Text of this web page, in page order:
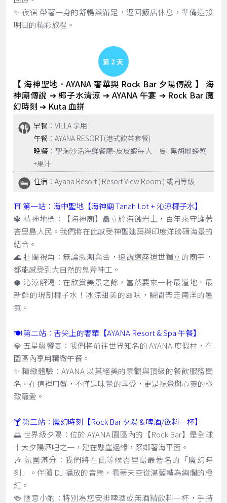
✨ 夜宿 帶著一身的舒暢與滿足，返回飯店休息，準備迎接
明日的精彩旅程。
Day 2
【 海神聖地．AYANA 奢華與 Rock Bar 夕陽傳說 】 海
神廟傳說 ➔ 椰子水清涼 ➔ AYANA 午宴 ➔ Rock Bar 魔
幻時刻 ➔ Kuta 血拼
早餐 ：VILLA 享用
午餐 ：AYANA RESORT(港式飲茶套餐)
晚餐 ：聖淘沙活海鮮餐廳-皮皮蝦每人一隻+黑胡椒螃蟹
+果汁
住宿 ：Ayana Resort ( Resort View Room ) 或同等級
⛩️ 第一站：海中聖地【海神廟 Tanah Lot + 沁涼椰子水】
🔱 精神地標：【海神廟】矗立於海蝕岩上，百年來守護著
峇里島人民。我們將在此感受神聖建築與印度洋磅礴海景的
結合。
🌊 壯闊視角：無論漲潮與否，遠觀這座遺世獨立的廟宇，
都能感受到大自然的鬼斧神工。
🥥 沁涼解渴：在欣賞美景之餘，當然要來一杯最道地、最
新鮮的現剖椰子水！冰涼甜美的滋味，瞬間帶走南洋的暑
氣。
🍽️ 第二站：舌尖上的奢華【AYANA Resort & Spa 午餐】
💎 五星級饗宴：我們將前往世界知名的 AYANA 度假村，在
園區內享用精緻午餐。
✨ 精緻體驗：AYANA 以其絕美的景觀與頂級的餐飲服務聞
名。在這裡用餐，不僅是味覺的享受，更是視覺與心靈的極
致寵愛。
🍸 第三站：魔幻時刻【Rock Bar 夕陽 & 啤酒/飲料一杯】
🌅 世界級夕陽：位於 AYANA 園區內的【Rock Bar】是全球
十大夕陽酒吧之一，建在懸崖邊緣，緊鄰著海平面。
🎶 氛圍滿分：我們將在此等候峇里島最著名的「魔幻時
刻」。伴隨 DJ 播放的音樂，看著天空從湛藍轉為絢爛的橙
紅。
🍻 愜意小酌：特別為您安排啤酒或無酒精飲料一杯，手持